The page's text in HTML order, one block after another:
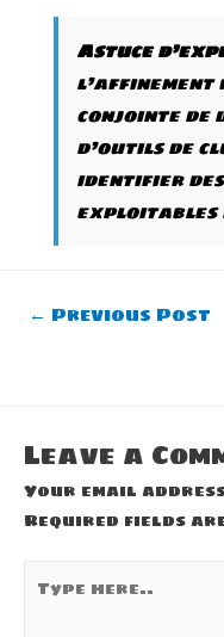
Astuce
l’affinement
conjointe de
d’outils de
identifier des
exploitables
Post
← Previous Post
Leave a
Your email
Required fields
here..